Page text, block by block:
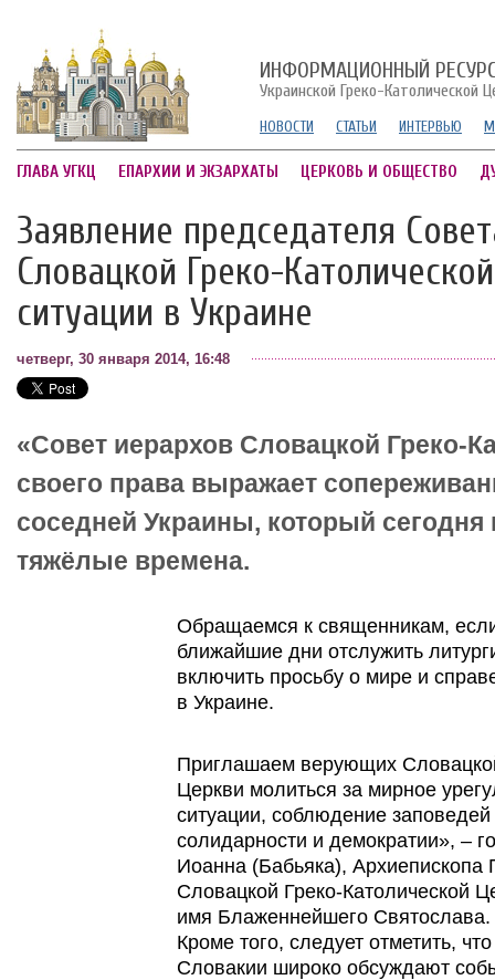
ИНФОРМАЦИОННЫЙ
Украинской Греко-Католической
НОВОСТИ СТАТЬИ ИНТЕРВЬЮ
ГЛАВА УГКЦ ЕПАРХИИ И ЭКЗАРХАТЫ ЦЕРКОВЬ И ОБЩЕСТВО
Заявление председателя
Словацкой Греко-
ситуации в Украине
четверг, 30 января 2014, 16:48
«Совет иерархов Словацкой Греко-
своего права выражает
соседней Украины, который
тяжёлые времена.
Обращаемся к священникам,
ближайшие дни отслужить
включить просьбу о мире и
в Украине.
Приглашаем верующих
Церкви молиться за мирное
ситуации, соблюдение
солидарности и демократии», –
Иоанна (Бабьяка), Архиепископа
Словацкой Греко-Католической
имя Блаженнейшего Святослава.
Кроме того, следует отметить,
Словакии широко обсуждают